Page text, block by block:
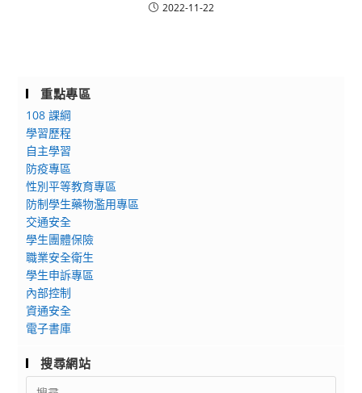
2022-11-22
重點專區
108 課綱
學習歷程
自主學習
防疫專區
性別平等教育專區
防制學生藥物濫用專區
交通安全
學生團體保險
職業安全衛生
學生申訴專區
內部控制
資通安全
電子書庫
搜尋網站
Search